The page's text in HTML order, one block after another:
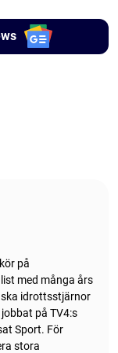
på
med många års
idrottsstjärnor
på TV4:s
Sport. För
stora